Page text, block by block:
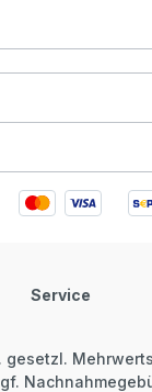
Service
gesetzl.